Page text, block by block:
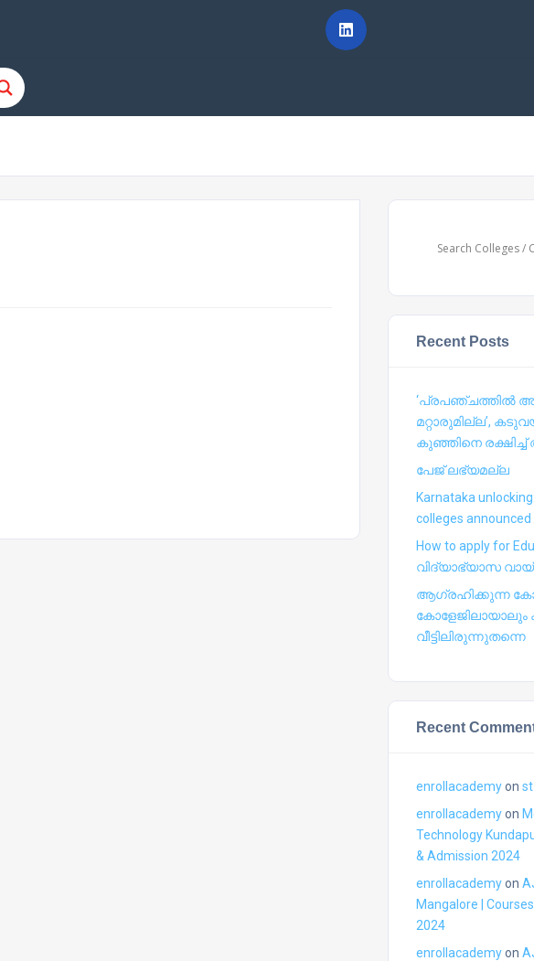
Recent Posts
‘പ്രപഞ്ചത്തില്‍
മറ്റാരുമില്ല’,
കുഞ്ഞിനെ രക്ഷിച്ച്
പേജ് ലഭ്യമല്ല
Karnataka
colleges announced
How to apply for
വിദ്യാഭ്യാസ
ആഗ്രഹിക്കുന്ന
കോളേജിലായാലും
വീട്ടിലിരുന്നുതന്നെ
Recent
enrollacademyon
enrollacademyon
Technology
& Admission 2024
enrollacademyon
Mangalore |
2024
enrollacademyon